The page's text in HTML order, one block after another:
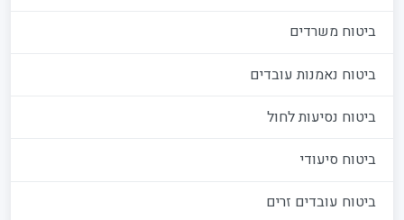
ביטוח משרדים
ביטוח נאמנות עובדים
ביטוח נסיעות לחול
ביטוח סיעודי
ביטוח עובדים זרים